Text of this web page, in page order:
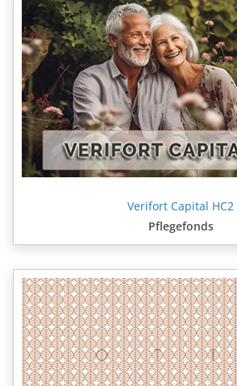
Verifort Capital HC2
Pflegefonds